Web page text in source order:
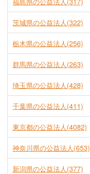
茨城県の公益法人(322)
栃木県の公益法人(256)
群馬県の公益法人(263)
埼玉県の公益法人(428)
千葉県の公益法人(411)
東京都の公益法人(4082)
神奈川県の公益法人(653)
新潟県の公益法人(377)